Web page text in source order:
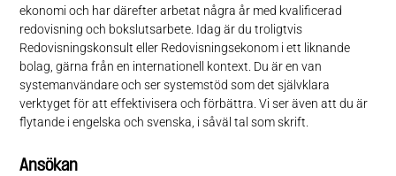
ekonomi och har därefter arbetat några år med kvalificerad
redovisning och bokslutsarbete. Idag är du troligtvis
Redovisningskonsult eller Redovisningsekonom i ett liknande
bolag, gärna från en internationell kontext. Du är en van
systemanvändare och ser systemstöd som det självklara
verktyget för att effektivisera och förbättra. Vi ser även att du är
flytande i engelska och svenska, i såväl tal som skrift.
Ansökan